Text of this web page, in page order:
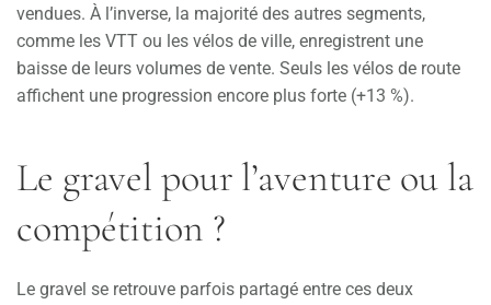
vendues. À l’inverse, la majorité des autres segments,
comme les VTT ou les vélos de ville, enregistrent une
baisse de leurs volumes de vente. Seuls les vélos de route
affichent une progression encore plus forte (+13 %).
Le gravel pour l’aventure ou la
compétition ?
Le gravel se retrouve parfois partagé entre ces deux